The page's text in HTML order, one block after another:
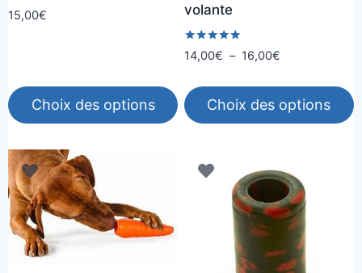
15,00€
Choix des options
produit
a
plusieurs
variations.
Les
volante
Note
5.00
14,00€ – 16,00€
14,00€
Choix des options
plusieurs
variations.